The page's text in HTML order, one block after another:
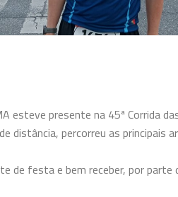
esteve presente na 45ª Corrida
distância, percorreu as principais
de festa e bem receber, por